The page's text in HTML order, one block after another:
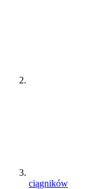
ciągników